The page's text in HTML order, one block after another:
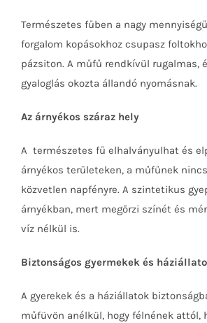
Természetes fűben a nagy
forgalom kopásokhoz csupasz
pázsiton. A műfű rendkívül rugalmas,
gyaloglás okozta állandó nyomásnak.
Az árnyékos száraz hely
A természetes fű elhalványulhat és
árnyékos területeken, a műfűnek
közvetlen napfényre. A szintetikus
árnyékban, mert megőrzi színét és
víz nélkül is.
Biztonságos gyermekek és
A gyerekek és a háziállatok
műfüvön anélkül, hogy félnének attól,